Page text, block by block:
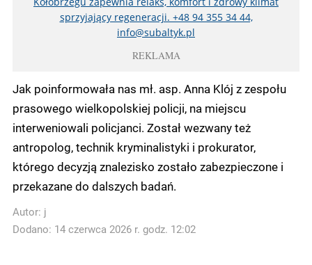
sprzyjający regeneracji. +48 94 355 34 44,
info@subaltyk.pl
REKLAMA
Jak poinformowała nas mł. asp. Anna Klój z zespołu
prasowego wielkopolskiej policji, na miejscu
interweniowali policjanci. Został wezwany też
antropolog, technik kryminalistyki i prokurator,
którego decyzją znalezisko zostało zabezpieczone i
przekazane do dalszych badań.
Autor: j
Dodano: 14 czerwca 2026 r. godz. 12:02